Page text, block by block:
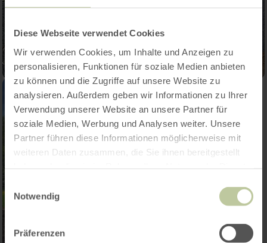
Diese Webseite verwendet Cookies
Wir verwenden Cookies, um Inhalte und Anzeigen zu
personalisieren, Funktionen für soziale Medien anbieten
zu können und die Zugriffe auf unsere Website zu
analysieren. Außerdem geben wir Informationen zu Ihrer
Verwendung unserer Website an unsere Partner für
soziale Medien, Werbung und Analysen weiter. Unsere
Partner führen diese Informationen möglicherweise mit
weiteren Daten zusammen, die Sie ihnen bereitgestellt
Notwendig
Präferenzen